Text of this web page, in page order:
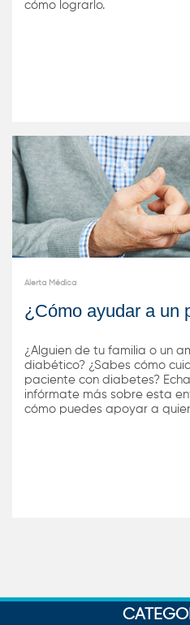
cómo lograrlo.
Alerta Médica
¿Cómo ayudar a un
¿Alguien de tu familia o un
diabético? ¿Sabes cómo
paciente con diabetes?
infórmate más sobre esta
cómo puedes apoyar a